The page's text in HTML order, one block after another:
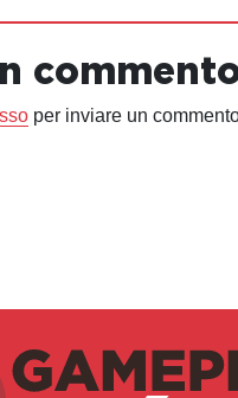
per inviare un